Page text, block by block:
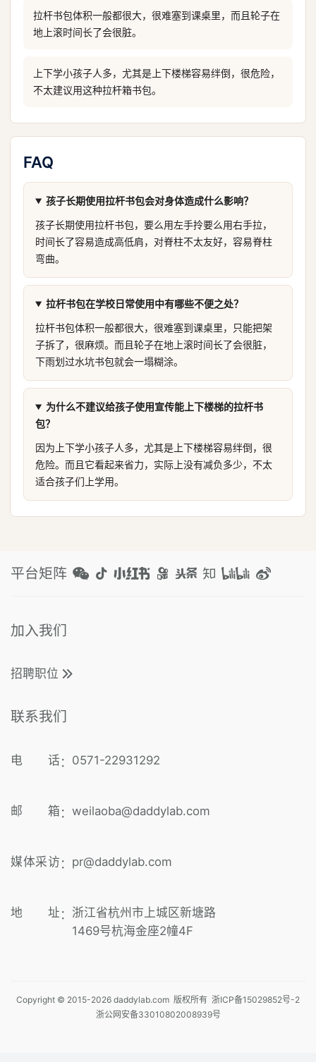
拉杆书包体积一般都很大，很难塞到课桌里，而且轮子在
地上滚时间长了会很脏。
上下学小孩子人多，尤其是上下楼梯容易绊倒，很危险，
不太建议用这种拉杆箱书包。
FAQ
孩子长期使用拉杆书包会对身体造成什么影响？
孩子长期使用拉杆书包，要么用左手拎要么用右手拉，
时间长了容易造成高低肩，对脊柱不太友好，容易脊柱
弯曲。
拉杆书包在学校日常使用中有哪些不便之处？
拉杆书包体积一般都很大，很难塞到课桌里，只能把架
子拆了，很麻烦。而且轮子在地上滚时间长了会很脏，
下雨划过水坑书包就会一塌糊涂。
为什么不建议给孩子使用宣传能上下楼梯的拉杆书
包？
因为上下学小孩子人多，尤其是上下楼梯容易绊倒，很
危险。而且它看起来省力，实际上没有减负多少，不太
适合孩子们上学用。
平台矩阵
加入我们
招聘职位
联系我们
电 话 ： 0571-22931292
邮 箱 ： weilaoba@daddylab.com
媒体采访 ： pr@daddylab.com
地 址 ： 浙江省杭州市上城区新塘路
1469号杭海金座2幢4F
Copyright © 2015-2026 daddylab.com 版权所有 浙ICP备15029852号-2
浙公网安备33010802008939号